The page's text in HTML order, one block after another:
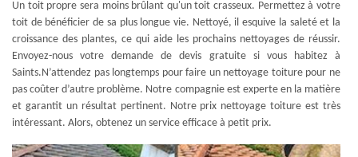
Un toit propre sera moins brûlant qu'un toit crasseux. Permettez à votre
toit de bénéficier de sa plus longue vie. Nettoyé, il esquive la saleté et la
croissance des plantes, ce qui aide les prochains nettoyages de réussir.
Envoyez-nous votre demande de devis gratuite si vous habitez à
Saints.N’attendez pas longtemps pour faire un nettoyage toiture pour ne
pas coûter d’autre problème. Notre compagnie est experte en la matière
et garantit un résultat pertinent. Notre prix nettoyage toiture est très
intéressant. Alors, obtenez un service efficace à petit prix.